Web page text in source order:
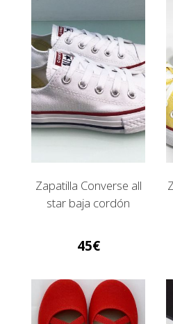
Zapatilla Converse all
star baja cordón
45